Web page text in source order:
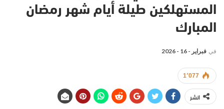
المستهلكين طيلة أيام شهر رمضان
المبارك
في فبراير - 16 - 2026
1٬077
انشر